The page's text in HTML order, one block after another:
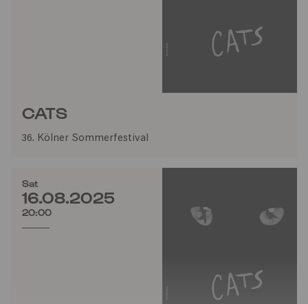
CATS
36. Kölner Sommerfestival
Sat
16.08.2025
20:00